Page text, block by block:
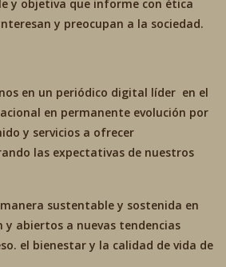
y objetiva que informe con ética
y preocupan a la sociedad.
en un periódico digital líder en el
en permanente evolución por
y servicios a ofrecer
las expectativas de nuestros
sustentable y sostenida en
y abiertos a nuevas tendencias
el bienestar y la calidad de vida de